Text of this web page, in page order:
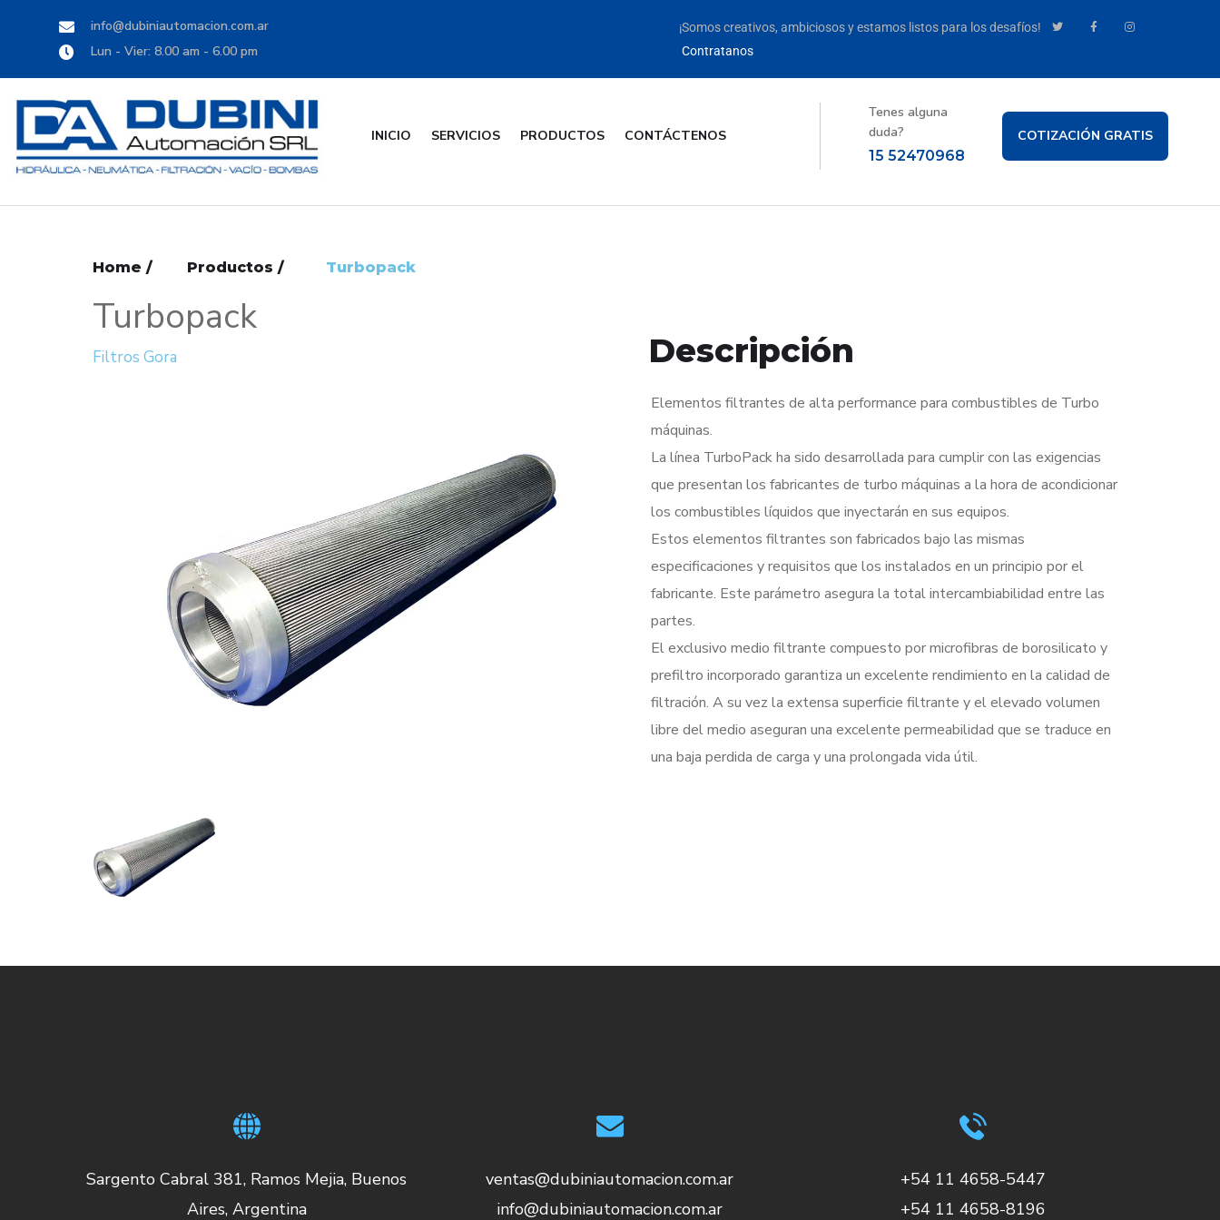
info@dubiniautomacion.com.ar
Lun - Vier: 8.00 am - 6.00 pm
¡Somos creativos, ambiciosos y estamos listos para los desafíos!
Contratanos
INICIO SERVICIOS PRODUCTOS CONTÁCTENOS
Tenes alguna
duda?
15 52470968
COTIZACIÓN GRATIS
Home / Productos / Turbopack
Turbopack
Filtros Gora Descripción
Elementos filtrantes de alta performance para combustibles de Turbo
máquinas.
La línea TurboPack ha sido desarrollada para cumplir con las exigencias
que presentan los fabricantes de turbo máquinas a la hora de acondicionar
los combustibles líquidos que inyectarán en sus equipos.
Estos elementos filtrantes son fabricados bajo las mismas
especificaciones y requisitos que los instalados en un principio por el
fabricante. Este parámetro asegura la total intercambiabilidad entre las
partes.
El exclusivo medio filtrante compuesto por microfibras de borosilicato y
prefiltro incorporado garantiza un excelente rendimiento en la calidad de
filtración. A su vez la extensa superficie filtrante y el elevado volumen
libre del medio aseguran una excelente permeabilidad que se traduce en
una baja perdida de carga y una prolongada vida útil.
Sargento Cabral 381, Ramos Mejia, Buenos
Aires, Argentina
ventas@dubiniautomacion.com.ar
info@dubiniautomacion.com.ar
+54 11 4658-5447
+54 11 4658-8196